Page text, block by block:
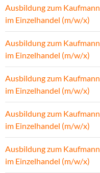
Ausbildung zum Kaufmann
im Einzelhandel (m/w/x)
Ausbildung zum Kaufmann
im Einzelhandel (m/w/x)
Ausbildung zum Kaufmann
im Einzelhandel (m/w/x)
Ausbildung zum Kaufmann
im Einzelhandel (m/w/x)
Ausbildung zum Kaufmann
im Einzelhandel (m/w/x)